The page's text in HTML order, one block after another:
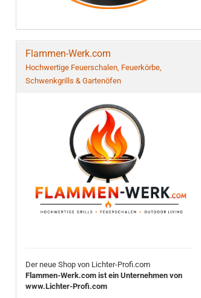
Flammen-Werk.com
Hochwertige Feuerschalen, Feuerkörbe,
Schwenkgrills & Gartenöfen
Der neue Shop von Lichter-Profi.com
Flammen-Werk.com ist ein Unternehmen von
www.Lichter-Profi.com